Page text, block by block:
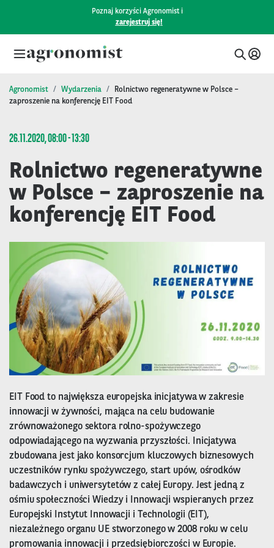
Poznaj korzyści Agronomist i
zarejestruj się!
Agronomist Wydarzenia
Rolnictwo regeneratywne w Polsce –
zaproszenie na konferencję EIT Food
26.11.2020, 08:00 - 13:30
Rolnictwo regeneratywne
w Polsce – zaproszenie na
konferencję EIT Food
EIT Food to największa europejska inicjatywa w zakresie
innowacji w żywności, mająca na celu budowanie
zrównoważonego sektora rolno-spożywczego
odpowiadającego na wyzwania przyszłości. Inicjatywa
zbudowana jest jako konsorcjum kluczowych biznesowych
uczestników rynku spożywczego, start upów, ośrodków
badawczych i uniwersytetów z całej Europy. Jest jedną z
ośmiu społeczności Wiedzy i Innowacji wspieranych przez
Europejski Instytut Innowacji i Technologii (EIT),
niezależnego organu UE stworzonego w 2008 roku w celu
promowania innowacji i przedsiębiorczości w Europie.